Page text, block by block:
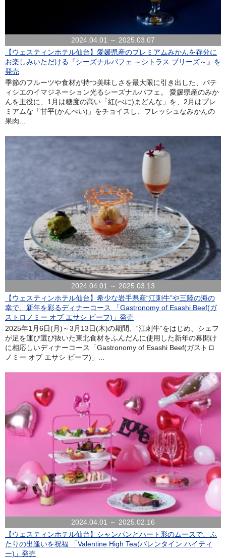
2024.04.01 ～ 2025.03.07
【ウェスティンホテル仙台】愛媛県産のプレミアムみかんを存分に
お楽しみいただける『シーズナルパフェ ～シトラス ブリーズ～』を
発売
季節のフルーツや食材が持つ美味しさを最大限に引き出した、パテ
ィシエのイマジネーション光るシーズナルパフェ。 愛媛県産のみか
んを主役に、1月は糖度の高い「紅(べに)まどんな」を、2月はプレ
ミアムな「甘平(かんぺい)」をチョイスし、フレッシュなみかんの
果肉...
2024.04.01 ～ 2025.03.13
【ウェスティンホテル仙台】希少な岩手県産“江刺牛”や三陸の海の
幸で、新年を彩るディナーコース 「Gastronomy of Esashi Beef(ガ
ストロノミー オブ エサシ ビーフ)」発売
2025年1月6日(月)～3月13日(木)の期間、“江刺牛”をはじめ、シェフ
が足を運び選び抜いた東北食材をふんだんに使用した新年の幕開け
に相応しいディナーコース「Gastronomy of Esashi Beef(ガストロ
ノミー オブ エサシ ビーフ)」...
2024.04.01 ～ 2025.02.16
【ウェスティンホテル仙台】シャンパンとハート形のムースで、ふ
たりの出逢いを祝福 「Valentine High Tea(バレンタイン ハイティ
ー)」発売